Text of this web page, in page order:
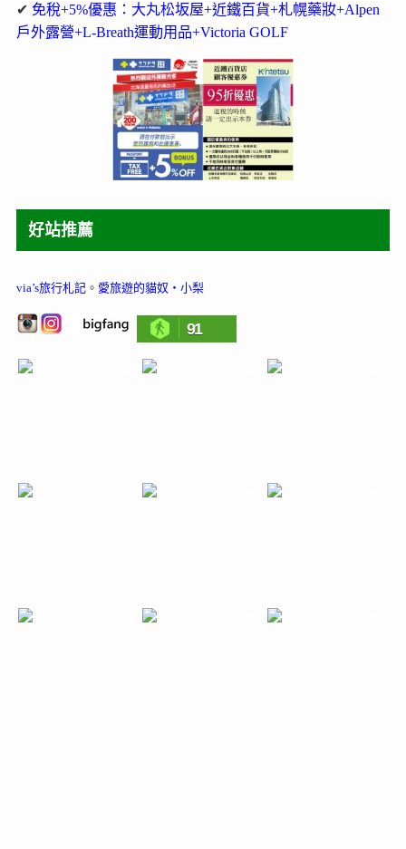
✔ 免稅+5%優惠：大丸松坂屋+近鐵百貨+札幌藥妝+Alpen
戶外露營+L-Breath運動用品+Victoria GOLF
好站推薦
via’s旅行札記。 愛旅遊的貓奴‧小梨
91